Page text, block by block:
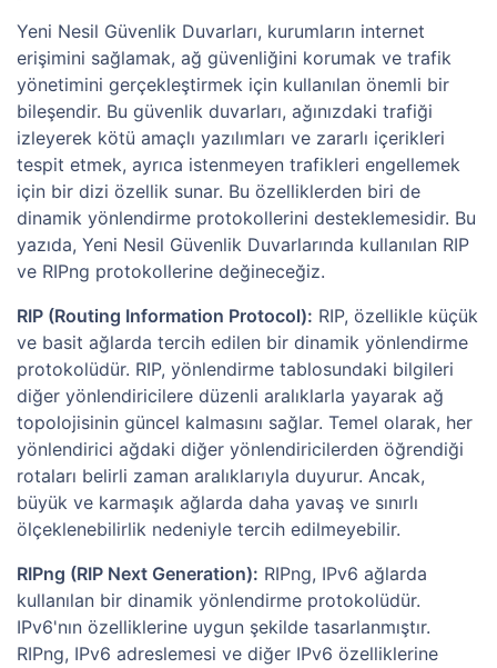
Yeni Nesil Güvenlik Duvarları, kurumların internet
erişimini sağlamak, ağ güvenliğini korumak ve trafik
yönetimini gerçekleştirmek için kullanılan önemli bir
bileşendir. Bu güvenlik duvarları, ağınızdaki trafiği
izleyerek kötü amaçlı yazılımları ve zararlı içerikleri
tespit etmek, ayrıca istenmeyen trafikleri engellemek
için bir dizi özellik sunar. Bu özelliklerden biri de
dinamik yönlendirme protokollerini desteklemesidir. Bu
yazıda, Yeni Nesil Güvenlik Duvarlarında kullanılan RIP
ve RIPng protokollerine değineceğiz.
RIP (Routing Information Protocol): RIP, özellikle küçük
ve basit ağlarda tercih edilen bir dinamik yönlendirme
protokolüdür. RIP, yönlendirme tablosundaki bilgileri
diğer yönlendiricilere düzenli aralıklarla yayarak ağ
topolojisinin güncel kalmasını sağlar. Temel olarak, her
yönlendirici ağdaki diğer yönlendiricilerden öğrendiği
rotaları belirli zaman aralıklarıyla duyurur. Ancak,
büyük ve karmaşık ağlarda daha yavaş ve sınırlı
ölçeklenebilirlik nedeniyle tercih edilmeyebilir.
RIPng (RIP Next Generation): RIPng, IPv6 ağlarda
kullanılan bir dinamik yönlendirme protokolüdür.
IPv6'nın özelliklerine uygun şekilde tasarlanmıştır.
RIPng, IPv6 adreslemesi ve diğer IPv6 özelliklerine